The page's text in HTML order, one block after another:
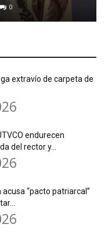
0
extravío de carpeta de
endurecen
del rector y...
“pacto patriarcal”